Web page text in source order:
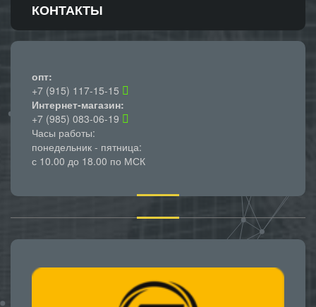
КОНТАКТЫ
опт:
+7 (915) 117-15-15
Интернет-магазин:
+7 (985) 083-06-19
Часы работы:
понедельник - пятница:
с 10.00 до 18.00 по МСК